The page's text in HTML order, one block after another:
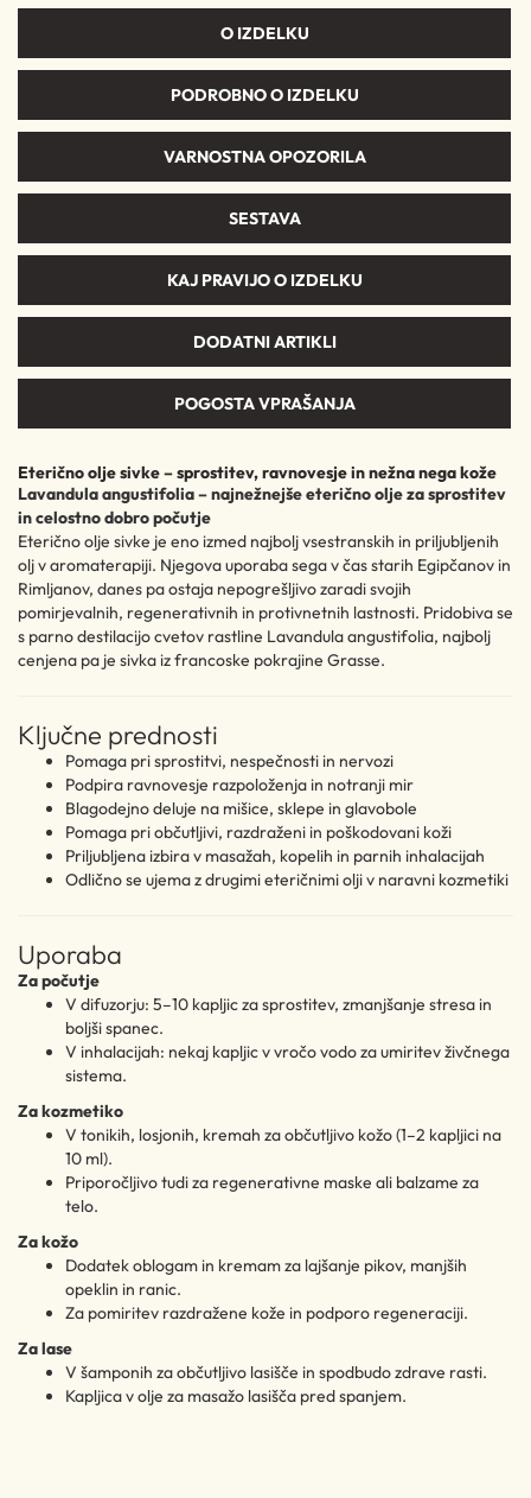
O IZDELKU
PODROBNO O IZDELKU
VARNOSTNA OPOZORILA
SESTAVA
KAJ PRAVIJO O IZDELKU
DODATNI ARTIKLI
POGOSTA VPRAŠANJA
Eterično olje sivke – sprostitev, ravnovesje in nežna nega kože
Lavandula angustifolia – najnežnejše eterično olje za sprostitev
in celostno dobro počutje
Eterično olje sivke je eno izmed najbolj vsestranskih in priljubljenih
olj v aromaterapiji. Njegova uporaba sega v čas starih Egipčanov in
Rimljanov, danes pa ostaja nepogrešljivo zaradi svojih
pomirjevalnih, regenerativnih in protivnetnih lastnosti. Pridobiva se
s parno destilacijo cvetov rastline Lavandula angustifolia, najbolj
cenjena pa je sivka iz francoske pokrajine Grasse.
Ključne prednosti
Pomaga pri sprostitvi, nespečnosti in nervozi
Podpira ravnovesje razpoloženja in notranji mir
Blagodejno deluje na mišice, sklepe in glavobole
Pomaga pri občutljivi, razdraženi in poškodovani koži
Priljubljena izbira v masažah, kopelih in parnih inhalacijah
Odlično se ujema z drugimi eteričnimi olji v naravni kozmetiki
Uporaba
Za počutje
V difuzorju: 5–10 kapljic za sprostitev, zmanjšanje stresa in
boljši spanec.
V inhalacijah: nekaj kapljic v vročo vodo za umiritev živčnega
sistema.
Za kozmetiko
V tonikih, losjonih, kremah za občutljivo kožo (1–2 kapljici na
10 ml).
Priporočljivo tudi za regenerativne maske ali balzame za
telo.
Za kožo
Dodatek oblogam in kremam za lajšanje pikov, manjših
opeklin in ranic.
Za pomiritev razdražene kože in podporo regeneraciji.
Za lase
V šamponih za občutljivo lasišče in spodbudo zdrave rasti.
Kapljica v olje za masažo lasišča pred spanjem.